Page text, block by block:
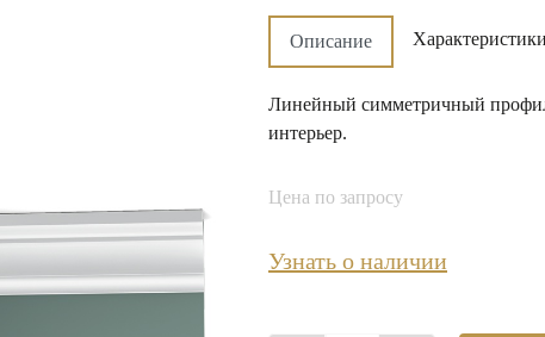
Описание Характеристики
Линейный симметричный
интерьер.
Цена по запросу
Узнать о наличии